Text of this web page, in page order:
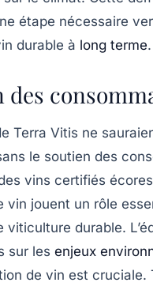
étape nécessaire
durable à long terme.
des
Terra Vitis ne
le soutien des
vins certifiés
vin jouent un rôle
viticulture durable.
sur les enjeux
de vin est cruciale.